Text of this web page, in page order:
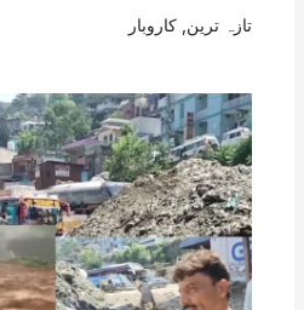
تازہ ترین کاروبار